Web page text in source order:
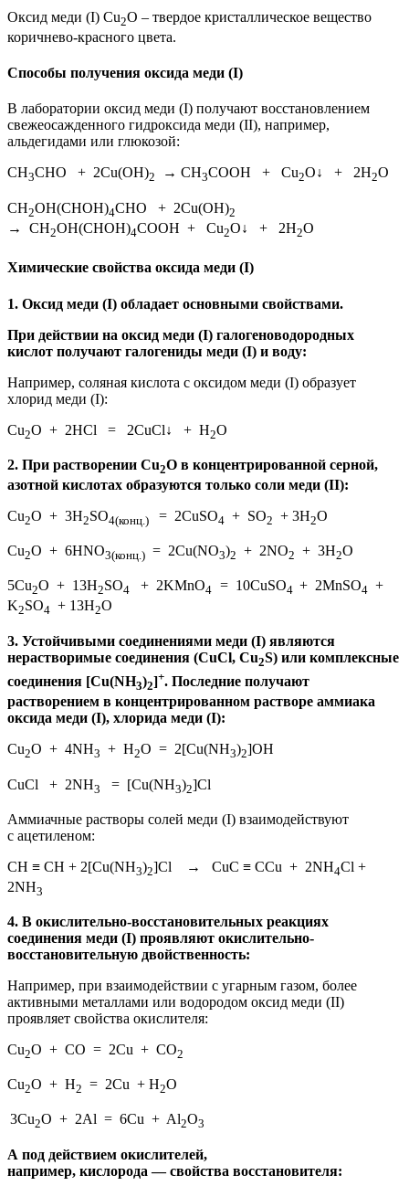
Оксид меди (I) Cu2O – твердое кристаллическое вещество
коричнево-красного цвета.
Способы получения оксида меди (I)
В лаборатории оксид меди (I) получают восстановлением
свежеосажденного гидроксида меди (II), например,
альдегидами или глюкозой:
CH3CHO + 2Cu(OH)2 → CH3COOH + Cu2O↓ + 2H2O
CH2ОН(CHOН)4СНО + 2Cu(OH)2
→ CH2ОН(CHOН)4СООН + Cu2O↓ + 2H2O
Химические свойства оксида меди (I)
1. Оксид меди (I) обладает основными свойствами.
При действии на оксид меди (I) галогеноводородных
кислот получают галогениды меди (I) и воду:
Например, соляная кислота с оксидом меди (I) образует
хлорид меди (I):
Cu2O + 2HCl = 2CuCl↓ + H2O
2. При растворении Cu2O в концентрированной серной,
азотной кислотах образуются только соли меди (II):
Cu2O + 3H2SO4(конц.) = 2CuSO4 + SO2 + 3H2O
Cu2O + 6HNO3(конц.) = 2Cu(NO3)2 + 2NO2 + 3H2O
5Cu2O + 13H2SO4 + 2KMnO4 = 10CuSO4 + 2MnSO4 +
K2SO4 + 13H2O
3. Устойчивыми соединениями меди (I) являются
нерастворимые соединения (CuCl, Cu2S) или комплексные
соединения [Cu(NH3)2]+. Последние получают
растворением в концентрированном растворе аммиака
оксида меди (I), хлорида меди (I):
Cu2O + 4NH3 + H2O = 2[Cu(NH3)2]OH
CuCl + 2NH3 = [Cu(NH3)2]Cl
Аммиачные растворы солей меди (I) взаимодействуют
с ацетиленом:
СH ≡ CH + 2[Cu(NH3)2]Cl → СuC ≡ CCu + 2NH4Cl +
2NH3
4. В окислительно-восстановительных реакциях
соединения меди (I) проявляют окислительно-
восстановительную двойственность:
Например, при взаимодействии с угарным газом, более
активными металлами или водородом оксид меди (II)
проявляет свойства окислителя:
Cu2O + CO = 2Cu + CO2
Cu2O + H2 = 2Cu + H2O
3Cu2O + 2Al = 6Cu + Al2O3
А под действием окислителей,
например, кислорода — свойства восстановителя: